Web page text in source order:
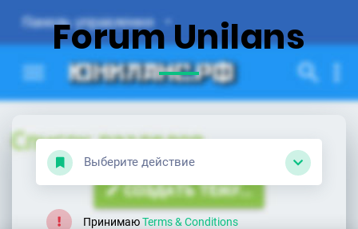
Forum Unilans
Выберите действие
ПринимаюTerms & Conditions